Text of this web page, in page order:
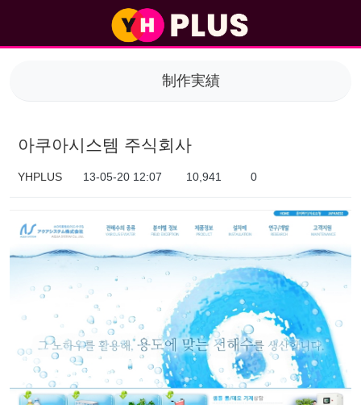
制作実績
아쿠아시스템 주식회사
YHPLUS 13-05-20 12:07 10,941 0